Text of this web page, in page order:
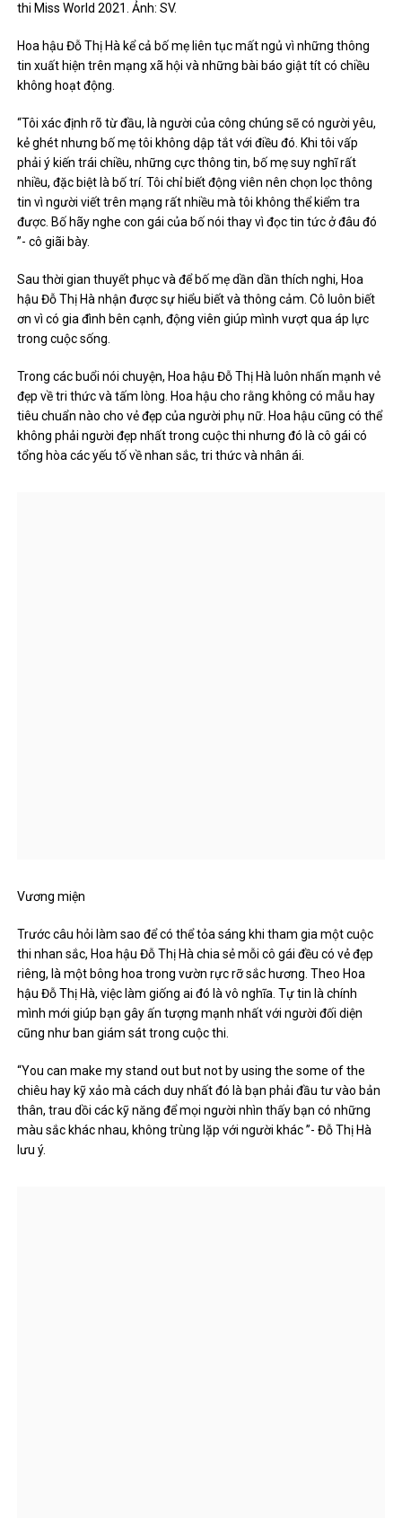
thi Miss World 2021. Ảnh: SV.
Hoa hậu Đỗ Thị Hà kể cả bố mẹ liên tục mất ngủ vì những thông
tin xuất hiện trên mạng xã hội và những bài báo giật tít có chiều
không hoạt động.
“Tôi xác định rõ từ đầu, là người của công chúng sẽ có người yêu,
kẻ ghét nhưng bố mẹ tôi không dập tắt với điều đó. Khi tôi vấp
phải ý kiến ​​trái chiều, những cực thông tin, bố mẹ suy nghĩ rất
nhiều, đặc biệt là bố trí. Tôi chỉ biết động viên nên chọn lọc thông
tin vì người viết trên mạng rất nhiều mà tôi không thể kiểm tra
được. Bố hãy nghe con gái của bố nói thay vì đọc tin tức ở đâu đó
”- cô giãi bày.
Sau thời gian thuyết phục và để bố mẹ dần dần thích nghi, Hoa
hậu Đỗ Thị Hà nhận được sự hiểu biết và thông cảm. Cô luôn biết
ơn vì có gia đình bên cạnh, động viên giúp mình vượt qua áp lực
trong cuộc sống.
Trong các buổi nói chuyện, Hoa hậu Đỗ Thị Hà luôn nhấn mạnh vẻ
đẹp về tri thức và tấm lòng. Hoa hậu cho rằng không có mẫu hay
tiêu chuẩn nào cho vẻ đẹp của người phụ nữ. Hoa hậu cũng có thể
không phải người đẹp nhất trong cuộc thi nhưng đó là cô gái có
tổng hòa các yếu tố về nhan sắc, tri thức và nhân ái.
Vương miện
Trước câu hỏi làm sao để có thể tỏa sáng khi tham gia một cuộc
thi nhan sắc, Hoa hậu Đỗ Thị Hà chia sẻ mỗi cô gái đều có vẻ đẹp
riêng, là một bông hoa trong vườn rực rỡ sắc hương. Theo Hoa
hậu Đỗ Thị Hà, việc làm giống ai đó là vô nghĩa. Tự tin là chính
mình mới giúp bạn gây ấn tượng mạnh nhất với người đối diện
cũng như ban giám sát trong cuộc thi.
“You can make my stand out but not by using the some of the
chiêu hay kỹ xảo mà cách duy nhất đó là bạn phải đầu tư vào bản
thân, trau dồi các kỹ năng để mọi người nhìn thấy bạn có những
màu sắc khác nhau, không trùng lặp với người khác ”- Đỗ Thị Hà
lưu ý.